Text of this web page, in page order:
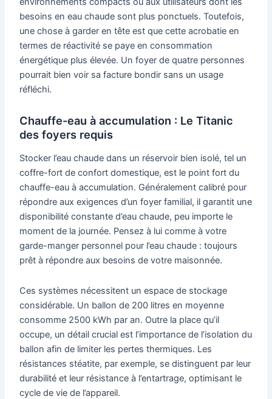
besoins en eau chaude sont plus ponctuels. Toutefois,
une chose à garder en tête est que cette acrobatie en
termes de réactivité se paye en consommation
énergétique plus élevée. Un foyer de quatre personnes
pourrait bien voir sa facture bondir sans un usage
réfléchi.
Chauffe-eau à accumulation : Le Titanic
des foyers requis
Stocker l’eau chaude dans un réservoir bien isolé, tel un
coffre-fort de confort domestique, est le point fort du
chauffe-eau à accumulation. Généralement calibré pour
répondre aux exigences d’un foyer familial, il garantit une
disponibilité constante d’eau chaude, peu importe le
moment de la journée. Pensez à lui comme à votre
garde-manger personnel pour l’eau chaude : toujours
prêt à répondre aux besoins de votre maisonnée.
Ces systèmes nécessitent un espace de stockage
considérable. Un ballon de 200 litres en moyenne
consomme 2500 kWh par an. Outre la place qu’il
occupe, un détail crucial est l’importance de l’isolation du
ballon afin de limiter les pertes thermiques. Les
résistances stéatite, par exemple, se distinguent par leur
durabilité et leur résistance à l’entartrage, optimisant le
cycle de vie de l’appareil.